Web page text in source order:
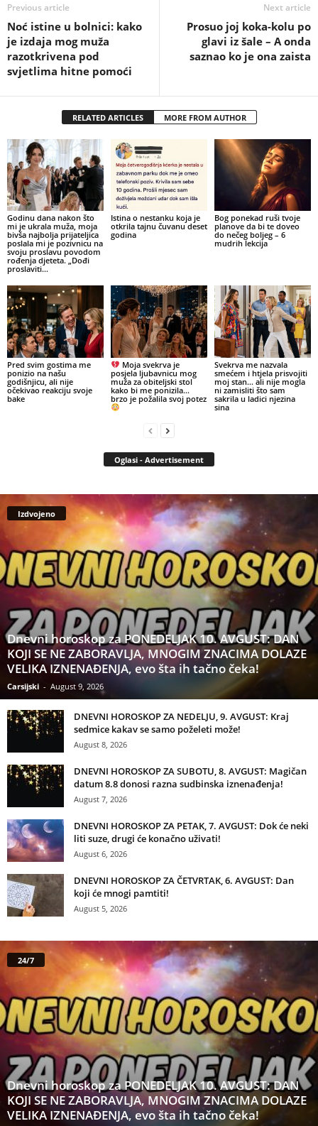
Previous article
Noć istine u bolnici: kako
je izdaja mog muža
razotkrivena pod
svjetlima hitne pomoći
Next article
Prosuo joj koka-kolu po
glavi iz šale – A onda
saznao ko je ona zaista
RELATED ARTICLES MORE FROM AUTHOR
Godinu dana nakon što
mi je ukrala muža, moja
bivša najbolja prijateljica
poslala mi je pozivnicu na
svoju proslavu povodom
rođenja djeteta. „Dođi
proslaviti...
Istina o nestanku koja je
otkrila tajnu čuvanu deset
godina
Bog ponekad ruši tvoje
planove da bi te doveo
do nečeg boljeg – 6
mudrih lekcija
Pred svim gostima me
ponizio na našu
godišnjicu, ali nije
očekivao reakciju svoje
bake
Moja svekrva je
posjela ljubavnicu mog
muža za obiteljski stol
kako bi me ponizila…
brzo je požalila svoj potez
Svekrva me nazvala
smećem i htjela prisvojiti
moj stan… ali nije mogla
ni zamisliti što sam
sakrila u ladici njezina
sina
Oglasi - Advertisement
Izdvojeno
Dnevni horoskop za PONEDELJAK 10. AVGUST: DAN
KOJI SE NE ZABORAVLJA, MNOGIM ZNACIMA DOLAZE
VELIKA IZNENAĐENJA, evo šta ih tačno čeka!
Carsijski - August 9, 2026
DNEVNI HOROSKOP ZA NEDELJU, 9. AVGUST: Kraj
sedmice kakav se samo poželeti može!
August 8, 2026
DNEVNI HOROSKOP ZA SUBOTU, 8. AVGUST: Magičan
datum 8.8 donosi razna sudbinska iznenađenja!
August 7, 2026
DNEVNI HOROSKOP ZA PETAK, 7. AVGUST: Dok će neki
liti suze, drugi će konačno uživati!
August 6, 2026
DNEVNI HOROSKOP ZA ČETVRTAK, 6. AVGUST: Dan
koji će mnogi pamtiti!
August 5, 2026
24/7
Dnevni horoskop za PONEDELJAK 10. AVGUST: DAN
KOJI SE NE ZABORAVLJA, MNOGIM ZNACIMA DOLAZE
VELIKA IZNENAĐENJA, evo šta ih tačno čeka!